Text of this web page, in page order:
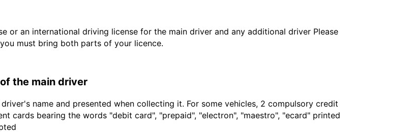
or an international driving license for the main driver and any additional driver Please
must bring both parts of your licence.
the main driver
name and presented when collecting it. For some vehicles, 2 compulsory credit
cards bearing the words "debit card", "prepaid", "electron", "maestro", "ecard" printed